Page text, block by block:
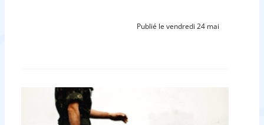
Publié le vendredi 24 mai